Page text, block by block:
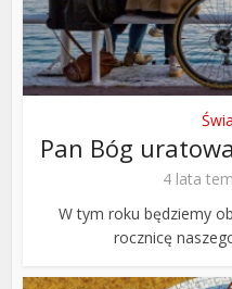
Pan Bóg
4 lata
W tym roku będziemy
rocznicę